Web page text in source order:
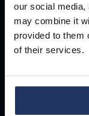
our social media,
may combine it
provided to them
of their services.
De Phished
uit
omgeving en
krijgen
zodat ze